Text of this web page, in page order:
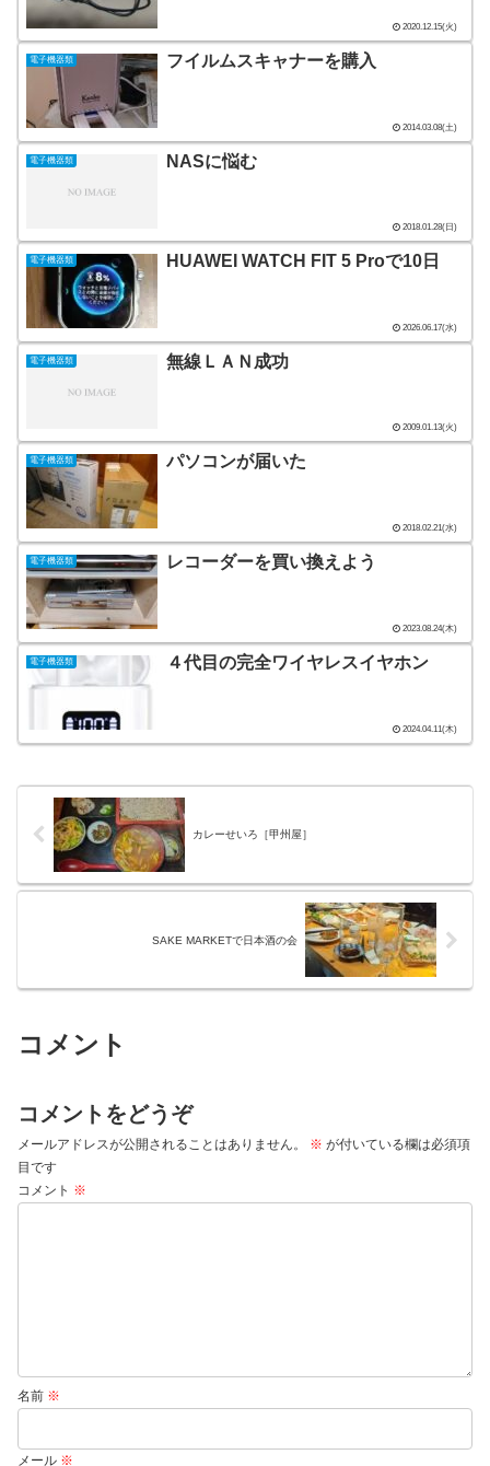
2020.12.15(火)
電子機器類 フイルムスキャナーを購入
2014.03.08(土)
電子機器類 NASに悩む
2018.01.28(日)
電子機器類 HUAWEI WATCH FIT 5 Proで10日
2026.06.17(水)
電子機器類 無線ＬＡＮ成功
2009.01.13(火)
電子機器類 パソコンが届いた
2018.02.21(水)
電子機器類 レコーダーを買い換えよう
2023.08.24(木)
電子機器類 ４代目の完全ワイヤレスイヤホン
2024.04.11(木)
カレーせいろ［甲州屋］
SAKE MARKETで日本酒の会
コメント
コメントをどうぞ
メールアドレスが公開されることはありません。 ※ が付いている欄は必須項
目です
コメント ※
名前 ※
メール ※